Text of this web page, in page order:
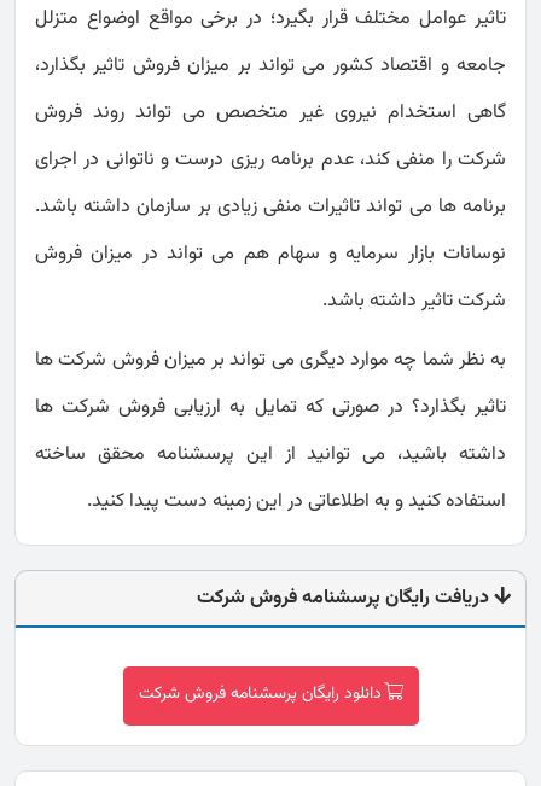
تاثیر عوامل مختلف قرار بگیرد؛ در برخی مواقع اوضواع متزلل
جامعه و اقتصاد کشور می تواند بر میزان فروش تاثیر بگذارد،
گاهی استخدام نیروی غیر متخصص می تواند روند فروش
شرکت را منفی کند، عدم برنامه ریزی درست و ناتوانی در اجرای
برنامه ها می تواند تاثیرات منفی زیادی بر سازمان داشته باشد.
نوسانات بازار سرمایه و سهام هم می تواند در میزان فروش
شرکت تاثیر داشته باشد.
به نظر شما چه موارد دیگری می تواند بر میزان فروش شرکت ها
تاثیر بگذارد؟ در صورتی که تمایل به ارزیابی فروش شرکت ها
داشته باشید، می توانید از این پرسشنامه محقق ساخته
استفاده کنید و به اطلاعاتی در این زمینه دست پیدا کنید.
دریافت رایگان پرسشنامه فروش شرکت
دانلود رایگان پرسشنامه فروش شرکت